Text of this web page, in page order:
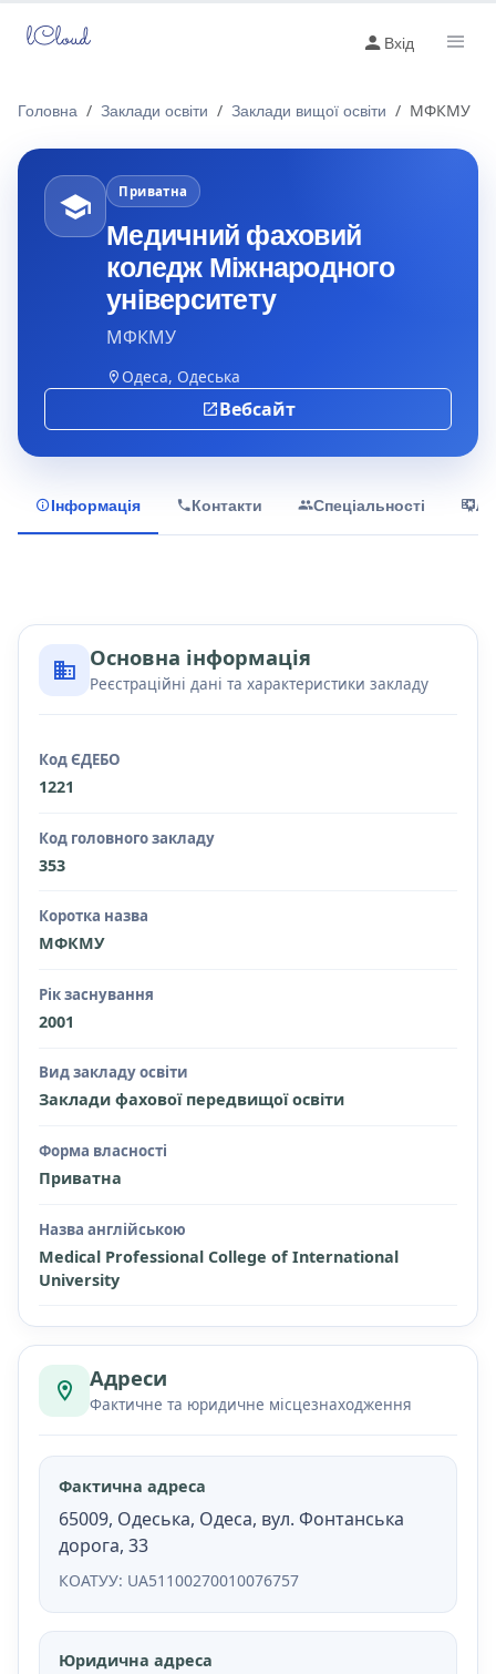
lCloud Вхід
Головна Заклади освіти Заклади вищої освіти МФКМУ
Приватна
Медичний фаховий
коледж Міжнародного
університету
МФКМУ
Одеса, Одеська
Вебсайт
Інформація Контакти Спеціальності
Основна інформація
Реєстраційні дані та характеристики закладу
Код ЄДЕБО
1221
Код головного закладу
353
Коротка назва
МФКМУ
Рік заснування
2001
Вид закладу освіти
Заклади фахової передвищої освіти
Форма власності
Приватна
Назва англійською
Medical Professional College of International
University
Адреси
Фактичне та юридичне місцезнаходження
Фактична адреса
65009, Одеська, Одеса, вул. Фонтанська
дорога, 33
КОАТУУ: UA51100270010076757
Юридична адреса